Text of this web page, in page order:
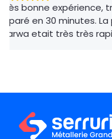
Très bonne
réparé en 30 minutes.
Marwa etait très très